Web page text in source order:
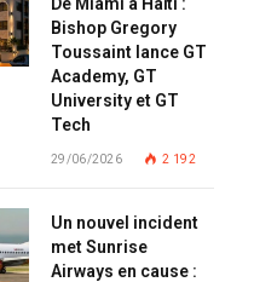
Bishop Gregory
Toussaint lance GT
Academy, GT
University et GT
Tech
29/06/2026 2 192
Un nouvel incident
met Sunrise
Airways en cause :